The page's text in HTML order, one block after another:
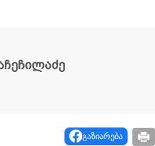
გაზიარება